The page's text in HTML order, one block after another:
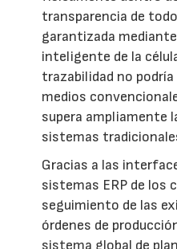
transparencia de
garantizada
inteligente de la
trazabilidad no
medios
supera ampliamente
sistemas
Gracias a las
sistemas ERP de los
seguimiento de las
órdenes de
sistema global de